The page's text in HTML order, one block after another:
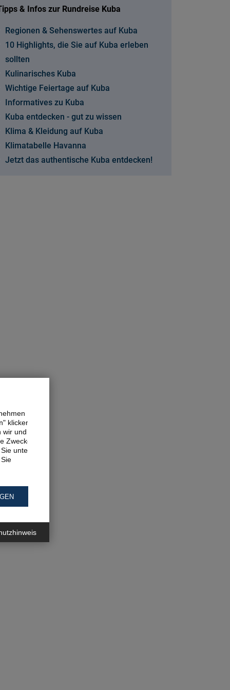
& Infos zur Rundreise Kuba
Regionen & Sehenswertes auf Kuba
10 Highlights, die Sie auf Kuba erleben
sollten
Kulinarisches Kuba
Wichtige Feiertage auf Kuba
Informatives zu Kuba
Kuba entdecken - gut zu wissen
Klima & Kleidung auf Kuba
Klimatabelle Havanna
Jetzt das authentische Kuba entdecken!
klicken,
wir und
Zwecke.
unter